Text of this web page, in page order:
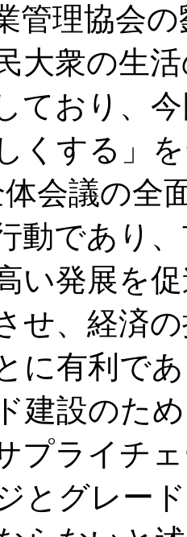
管理協会
大衆の生
ており、
くする」
体会議の全
動であり
い発展を
せ、経済
に有利で
建設のた
プライチ
とグレー